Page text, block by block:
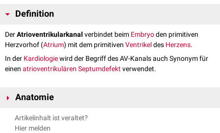
Definition
DerAtrioventrikularkanal verbindet beim Embryoden primitiven
Herzvorhof (Atrium) mit dem primitiven Ventrikeldes Herzens.
In der Kardiologiewird der Begriff des AV-Kanals auch Synonym für
einen atrioventrikulären Septumdefektverwendet.
Anatomie
Die Ausbildung des Atroventrikularkanals erfolgt etwa in der 4.
Entwickungswoche durch das Wachstum des
Artikelinhalt ist veraltet?
Hier melden